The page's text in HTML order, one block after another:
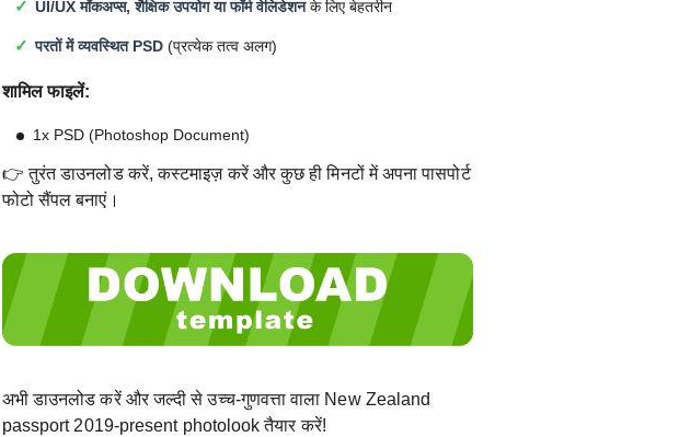
UI/UX मॉकअप्स, शैक्षिक उपयोग या फॉर्म वेलिडेशनके लिए बेहतरीन
परतों में व्यवस्थित PSD(प्रत्येक तत्व अलग)
शामिल फाइलें:
1x PSD (Photoshop Document)
👉 तुरंत डाउनलोड करें, कस्टमाइज़ करें और कुछ ही मिनटों में अपना पासपोर्ट
फोटो सैंपल बनाएं।
अभी डाउनलोड करें और जल्दी से उच्च-गुणवत्ता वाला New Zealand
passport 2019-present photolook तैयार करें!